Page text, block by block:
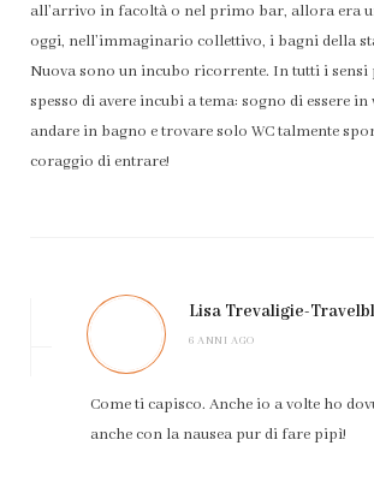
all’arrivo in facoltà o nel primo bar, allora era
oggi, nell’immaginario collettivo, i bagni della
Nuova sono un incubo ricorrente. In tutti i sensi
spesso di avere incubi a tema: sogno di essere
andare in bagno e trovare solo WC talmente
coraggio di entrare!
Lisa Trevaligie-
6 ANNI AGO
Come ti capisco. Anche io a volte ho
anche con la nausea pur di fare pipì!